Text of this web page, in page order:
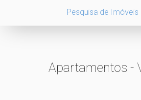
Pesquisa de Imóveis
Apartamentos -